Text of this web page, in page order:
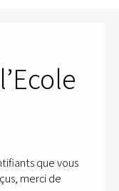
que vous
merci de